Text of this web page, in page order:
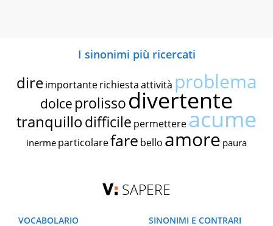
I sinonimi più ricercati
dire importante richiestaattività problema
dolce prolissodivertente
tranquillodifficile permettereacume
inerme particolarefare bello amore paura
SAPERE
VOCABOLARIO
SINONIMI E CONTRARI